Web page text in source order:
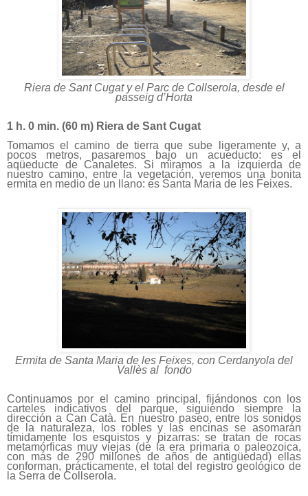
Riera de Sant Cugat y el Parc de Collserola, desde el
passeig d’Horta
1 h. 0 min. (60 m) Riera de Sant Cugat
Tomamos el camino de tierra que sube ligeramente y, a
pocos metros, pasaremos bajo un acueducto: es el
aqüeducte de Canaletes. Si miramos a la izquierda de
nuestro camino, entre la vegetación, veremos una bonita
ermita en medio de un llano: es Santa Maria de les Feixes.
Ermita de Santa Maria de les Feixes, con Cerdanyola del
Vallès al fondo
Continuamos por el camino principal, fijándonos con los
carteles indicativos del parque, siguiendo siempre la
dirección a Can Catà. En nuestro paseo, entre los sonidos
de la naturaleza, los robles y las encinas se asomarán
tímidamente los esquistos y pizarras: se tratan de rocas
metamórficas muy viejas (de la era primaria o paleozoica,
con más de 290 millones de años de antigüedad) ellas
conforman, prácticamente, el total del registro geológico de
la Serra de Collserola.